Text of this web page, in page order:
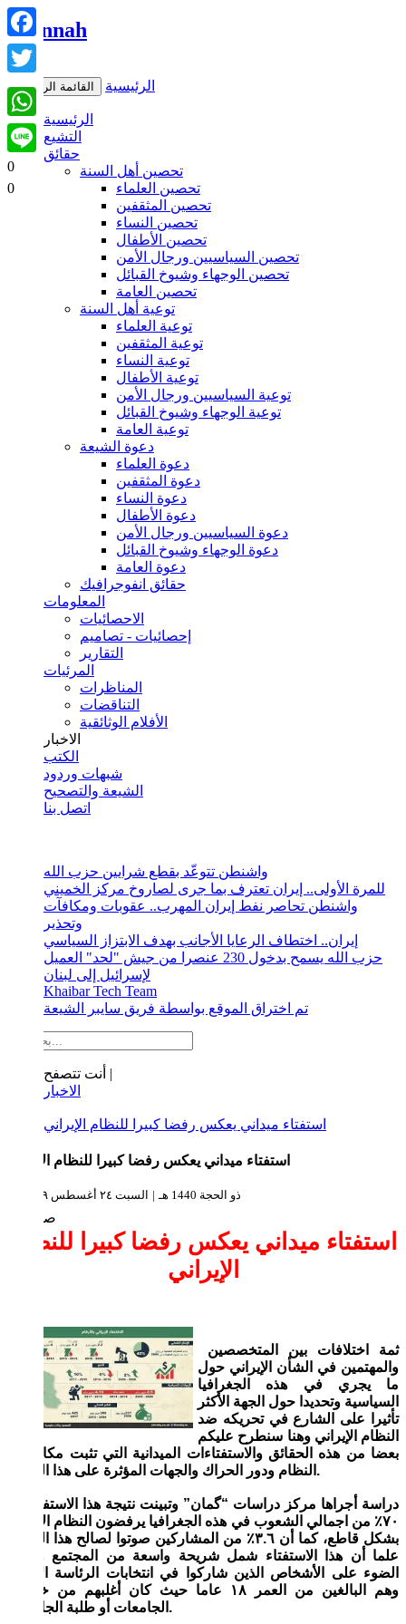
القائمة الرئيسية الرئيسية
الرئيسية
التشيع
حقائق
تحصين أهل السنة
تحصين العلماء
تحصين المثقفين
تحصين النساء
تحصين الأطفال
تحصين السياسيين ورجال الأمن
تحصين الوجهاء وشيوخ القبائل
تحصين العامة
توعية أهل السنة
توعية العلماء
توعية المثقفين
توعية النساء
توعية الأطفال
توعية السياسيين ورجال الأمن
توعية الوجهاء وشيوخ القبائل
توعية العامة
دعوة الشيعة
دعوة العلماء
دعوة المثقفين
دعوة النساء
دعوة الأطفال
دعوة السياسيين ورجال الأمن
دعوة الوجهاء وشيوخ القبائل
دعوة العامة
حقائق انفوجرافيك
المعلومات
الاحصائيات
إحصائيات - تصاميم
التقارير
المرئيات
المناظرات
التناقضات
الأفلام الوثائقية
الاخبار
الكتب
شبهات وردود
الشيعة والتصحيح
اتصل بنا
واشنطن تتوعّد بقطع شرايين حزب الله
للمرة الأولى.. إيران تعترف بما جرى لصاروخ مركز الخميني
واشنطن تحاصر نفط إيران المهرب.. عقوبات ومكافآت
وتحذير
إيران.. اختطاف الرعايا الأجانب بهدف الابتزاز السياسي
حزب الله يسمح بدخول 230 عنصرا من جيش "لحد" العميل
لإسرائيل إلى لبنان
Khaibar Tech Team
تم اختراق الموقع بواسطة فريق سايبر الشيعة
أنت تتصفح |
الاخبار
استفتاء ميداني يعكس رفضا كبيرا للنظام الإيراني
استفتاء ميداني يعكس رفضا كبيرا للنظام الإيراني
23 ذو الحجة 1440 هـ | السبت ٢٤ أغسطس ٢٠١٩
استفتاء ميداني يعكس رفضا كبيرا للنظام
الإيراني
والمهتمين في الشأن الإيراني حول
ما يجري في هذه الجغرافيا
السياسية وتحديدا حول الجهة الأكثر
تأثيرا على الشارع في تحريكه ضد
النظام الإيراني وهنا سنطرح عليكم
بعضا من هذه الحقائق والاستفتاءات الميدانية التي تثبت مكانة هذا
النظام ودور الحراك والجهات المؤثرة على هذا الشارع.
دراسة أجراها مركز دراسات “گمان” وتبينت نتيجة هذا الاستفتاء أن
٧٠٪ من اجمالي الشعوب في هذه الجغرافيا يرفضون النظام الإيراني
بشكل قاطع، كما أن ٣.٦٪ من المشاركين صوتوا لصالح هذا النظام.
علما أن هذا الاستفتاء شمل شريحة واسعة من المجتمع وسلط
الضوء على الأشخاص الذين شاركوا في انتخابات الرئاسة الأخيرة
وهم البالغين من العمر ١٨ عاما حيث كان أغلبهم من خريجي
الجامعات أو طلبة الجامعات.
WhatsApp
Line
0
0